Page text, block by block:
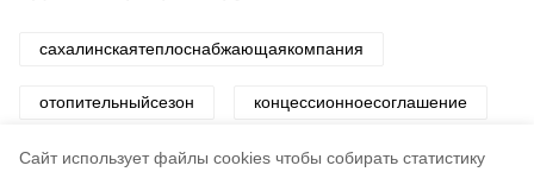
Cайт использует файлы cookies чтобы собирать статистику
сахалинскаятеплоснабжающаякомпания
отопительныйсезон концессионноесоглашение
централизованноетеплоснабжение